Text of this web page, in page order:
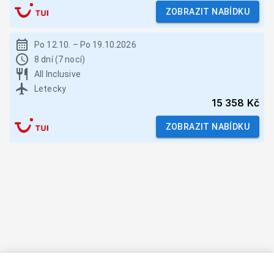
ZOBRAZIT NABÍDKU
Po 12.10. – Po 19.10.2026
8 dní (7 nocí)
All Inclusive
Letecky
15 358 Kč
ZOBRAZIT NABÍDKU